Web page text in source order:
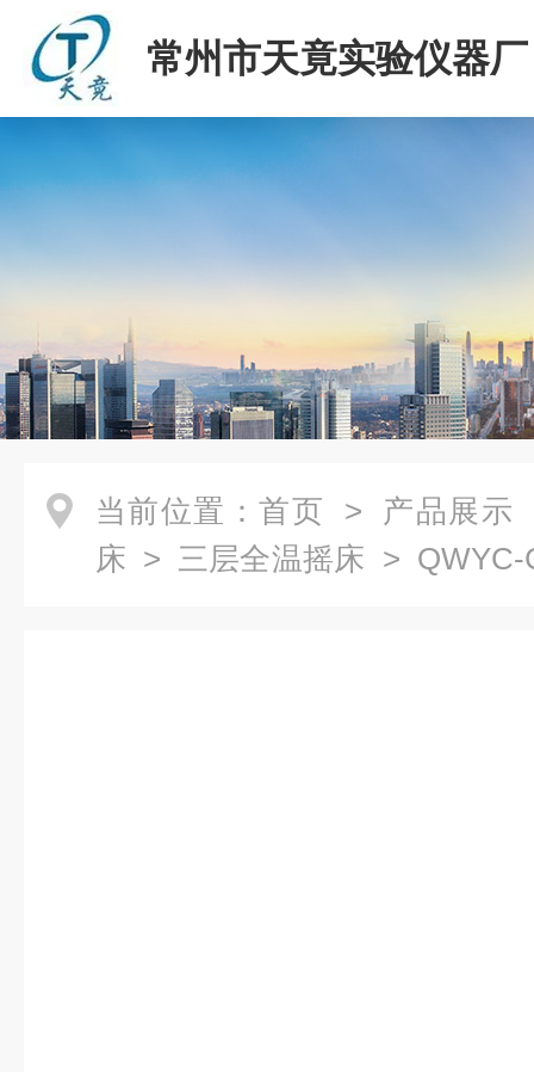
常州市天竟实验仪器厂
当前位置： 首页 > 产品展示
床 > 三层全温摇床 > QWYC-